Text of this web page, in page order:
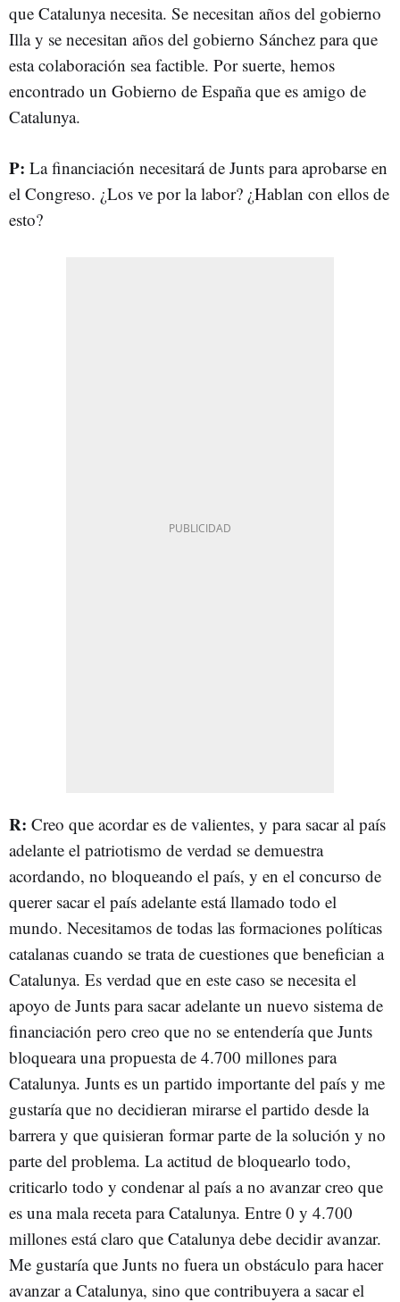
que Catalunya necesita. Se necesitan años del gobierno
Illa y se necesitan años del gobierno Sánchez para que
esta colaboración sea factible. Por suerte, hemos
encontrado un Gobierno de España que es amigo de
Catalunya.
P: La financiación necesitará de Junts para aprobarse en
el Congreso. ¿Los ve por la labor? ¿Hablan con ellos de
esto?
R: Creo que acordar es de valientes, y para sacar al país
adelante el patriotismo de verdad se demuestra
acordando, no bloqueando el país, y en el concurso de
querer sacar el país adelante está llamado todo el
mundo. Necesitamos de todas las formaciones políticas
catalanas cuando se trata de cuestiones que benefician a
Catalunya. Es verdad que en este caso se necesita el
apoyo de Junts para sacar adelante un nuevo sistema de
financiación pero creo que no se entendería que Junts
bloqueara una propuesta de 4.700 millones para
Catalunya. Junts es un partido importante del país y me
gustaría que no decidieran mirarse el partido desde la
barrera y que quisieran formar parte de la solución y no
parte del problema. La actitud de bloquearlo todo,
criticarlo todo y condenar al país a no avanzar creo que
es una mala receta para Catalunya. Entre 0 y 4.700
millones está claro que Catalunya debe decidir avanzar.
Me gustaría que Junts no fuera un obstáculo para hacer
avanzar a Catalunya, sino que contribuyera a sacar el